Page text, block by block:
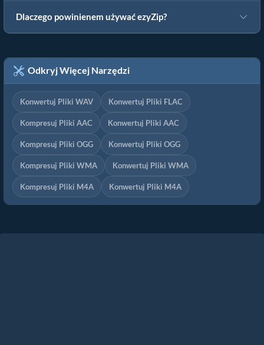
Dlaczego powinienem używać ezyZip?
Odkryj Więcej Narzędzi
Konwertuj Pliki WAV Konwertuj Pliki FLAC
Kompresuj Pliki AAC Konwertuj Pliki AAC
Kompresuj Pliki OGG Konwertuj Pliki OGG
Kompresuj Pliki WMA Konwertuj Pliki WMA
Kompresuj Pliki M4A Konwertuj Pliki M4A